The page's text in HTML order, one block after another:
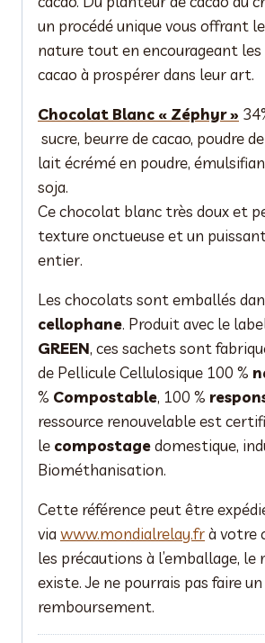
un procédé unique vous offrant
nature tout en encourageant
cacao à prospérer dans leur art.
Chocolat Blanc « Zéphyr »
sucre, beurre de cacao, poudre
lait écrémé en poudre,
soja.
Ce chocolat blanc très doux et
texture onctueuse et un
entier.
Les chocolats sont emballés
cellophane. Produit avec le
GREEN, ces sachets sont
de Pellicule Cellulosique 100 %
% Compostable, 100 %
ressource renouvelable est
le compostagedomestique,
Biométhanisation.
Cette référence peut être
via www.mondialrelay.frà votre
les précautions à l’emballage, le
existe. Je ne pourrais pas faire un
remboursement.